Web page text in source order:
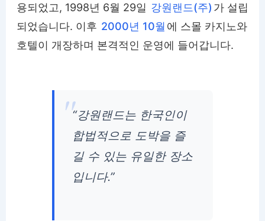
용되었고, 1998년 6월 29일 강원랜드(주) 가 설립
되었습니다. 이후 2000년 10월 에 스몰 카지노와
호텔이 개장하며 본격적인 운영에 들어갑니다.
“강원랜드는 한국인이
합법적으로 도박을 즐
길 수 있는 유일한 장소
입니다.”